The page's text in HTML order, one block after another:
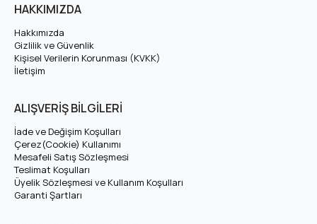
ömre sahip yerli üretim bir
bataryapaketidir. Aşağıda Arora Atak 249 Lityum LiFePO4
Batarya için teknik özellikleri, kullanım avantajlarını ve uyumlu
araç modellerini bulabilirsiniz.
Arora Atak 249 Lityum LiFePO4 Batarya Teknik
Sistem Voltajı
Tam Şarj Voltajı
HAKKIMIZDA
Hakkımızda
Gizlilik ve Güvenlik
Kişisel Verilerin Korunması (KVKK)
İletişim
ALIŞVERİŞ BİLGİLERİ
İade ve Değişim Koşulları
Çerez(Cookie) Kullanımı
Mesafeli Satış Sözleşmesi
Teslimat Koşulları
Üyelik Sözleşmesi ve Kullanım Koşulları
Garanti Şartları